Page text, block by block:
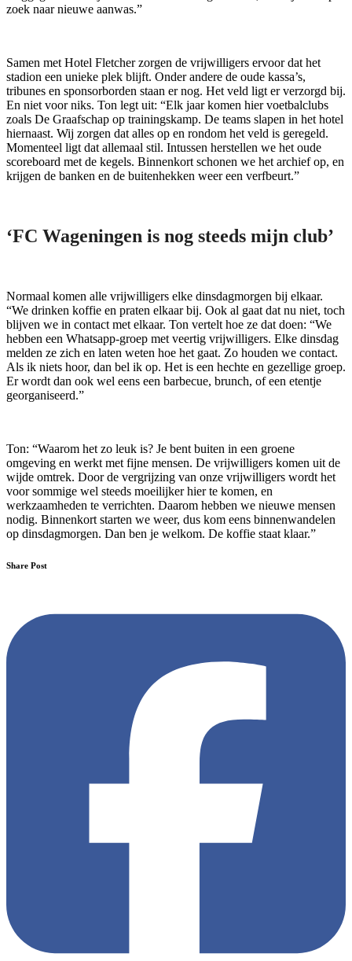
zoek naar nieuwe aanwas.”
Samen met Hotel Fletcher zorgen de vrijwilligers ervoor dat het
stadion een unieke plek blijft. Onder andere de oude kassa’s,
tribunes en sponsorborden staan er nog. Het veld ligt er verzorgd bij.
En niet voor niks. Ton legt uit: “Elk jaar komen hier voetbalclubs
zoals De Graafschap op trainingskamp. De teams slapen in het hotel
hiernaast. Wij zorgen dat alles op en rondom het veld is geregeld.
Momenteel ligt dat allemaal stil. Intussen herstellen we het oude
scoreboard met de kegels. Binnenkort schonen we het archief op, en
krijgen de banken en de buitenhekken weer een verfbeurt.”
‘FC Wageningen is nog steeds mijn club’
Normaal komen alle vrijwilligers elke dinsdagmorgen bij elkaar.
“We drinken koffie en praten elkaar bij. Ook al gaat dat nu niet, toch
blijven we in contact met elkaar. Ton vertelt hoe ze dat doen: “We
hebben een Whatsapp-groep met veertig vrijwilligers. Elke dinsdag
melden ze zich en laten weten hoe het gaat. Zo houden we contact.
Als ik niets hoor, dan bel ik op. Het is een hechte en gezellige groep.
Er wordt dan ook wel eens een barbecue, brunch, of een etentje
georganiseerd.”
Ton: “Waarom het zo leuk is? Je bent buiten in een groene
omgeving en werkt met fijne mensen. De vrijwilligers komen uit de
wijde omtrek. Door de vergrijzing van onze vrijwilligers wordt het
voor sommige wel steeds moeilijker hier te komen, en
werkzaamheden te verrichten. Daarom hebben we nieuwe mensen
nodig. Binnenkort starten we weer, dus kom eens binnenwandelen
op dinsdagmorgen. Dan ben je welkom. De koffie staat klaar.”
Share Post